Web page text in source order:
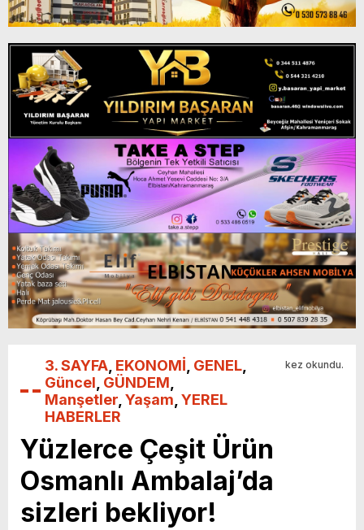
3. SAYFA EKONOMİ GENEL
Güncel GÜNDEM
Manşetler Yaşam YEREL
HABERLER
kez okundu.
Yüzlerce Çeşit Ürün
Osmanlı Ambalaj’da
sizleri bekliyor!